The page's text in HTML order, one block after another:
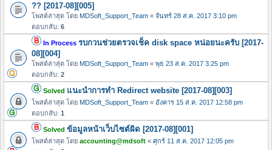
?? [2017-08][005]
โพสต์ล่าสุด โดย MDSoft_Support_Team « จันทร์ 28 ส.ค. 2017 3:10 pm
ตอบกลับ: 6
In Process รบกวนช่วยตรวจเช็ค disk space หน่อยนะครับ [2017-
08][004]
โพสต์ล่าสุด โดย MDSoft_Support_Team « พุธ 23 ส.ค. 2017 3:25 pm
ตอบกลับ: 2
Solved แนะนำการทำ Redirect website [2017-08][003]
โพสต์ล่าสุด โดย MDSoft_Support_Team « อังคาร 15 ส.ค. 2017 12:58 pm
ตอบกลับ: 1
Solved ข้อมูลหน้าเว็บไซต์ผิด [2017-08][001]
โพสต์ล่าสุด โดย accounting@mdsoft « ศุกร์ 11 ส.ค. 2017 12:05 pm